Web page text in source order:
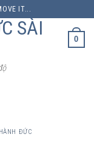
IT...
SÀI
0
ĐỨC